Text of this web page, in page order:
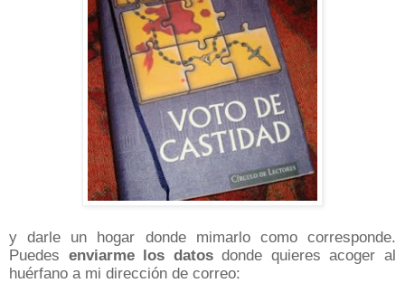
y darle un hogar donde mimarlo como corresponde.
Puedes enviarme los datosdonde quieres acoger al
huérfano a mi dirección de correo: